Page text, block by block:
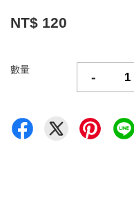
NT$ 120
數量 -